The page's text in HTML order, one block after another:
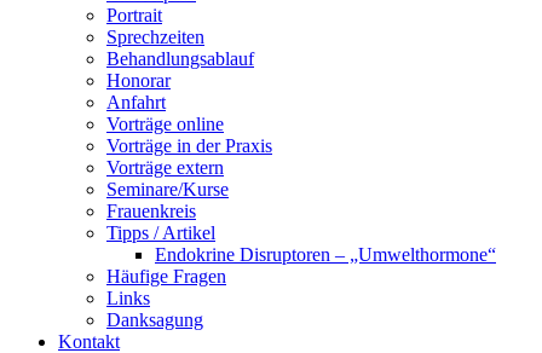
Portrait
Sprechzeiten
Behandlungsablauf
Honorar
Anfahrt
Vorträge online
Vorträge in der Praxis
Vorträge extern
Seminare/Kurse
Frauenkreis
Tipps / Artikel
Endokrine Disruptoren – „Umwelthormone“
Häufige Fragen
Links
Danksagung
Kontakt